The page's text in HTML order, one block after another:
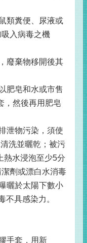
類糞便、尿液或
入病毒之機
廢棄物移開後其
肥皂和水或市售
，然後再用肥皂
泄物污染，須使
洗並曬乾；被污
水浸泡至少5分
劑或漂白水消毒
曬於太陽下數小
不具感染力。
手套，用新